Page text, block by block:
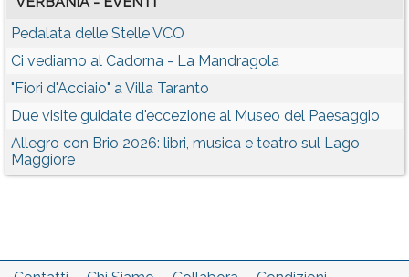
Pedalata delle Stelle VCO
Ci vediamo al Cadorna - La Mandragola
"Fiori d'Acciaio" a Villa Taranto
Due visite guidate d'eccezione al Museo del Paesaggio
Allegro con Brio 2026: libri, musica e teatro sul Lago
Maggiore